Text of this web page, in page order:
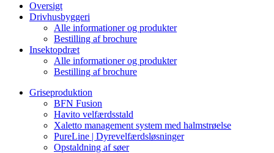
Oversigt
Drivhusbyggeri
Alle informationer og produkter
Bestilling af brochure
Insektopdræt
Alle informationer og produkter
Bestilling af brochure
Griseproduktion
BFN Fusion
Havito velfærdsstald
Xaletto management system med halmstrøelse
PureLine | Dyrevelfærdsløsninger
Opstaldning af søer